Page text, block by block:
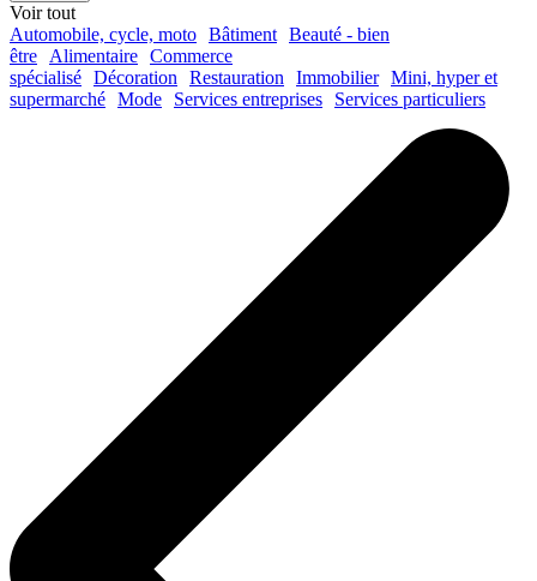
Voir tout
Automobile, cycle, moto Bâtiment Beauté - bien
être
Alimentaire Commerce
spécialisé Décoration Restauration Immobilier Mini, hyper et
supermarché Mode Services entreprises Services particuliers